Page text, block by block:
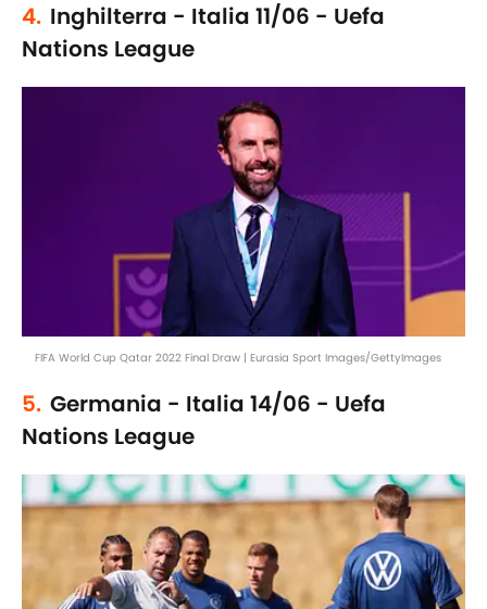
4. Inghilterra - Italia 11/06 - Uefa
Nations League
FIFA World Cup Qatar 2022 Final Draw | Eurasia Sport Images/GettyImages
5. Germania - Italia 14/06 - Uefa
Nations League